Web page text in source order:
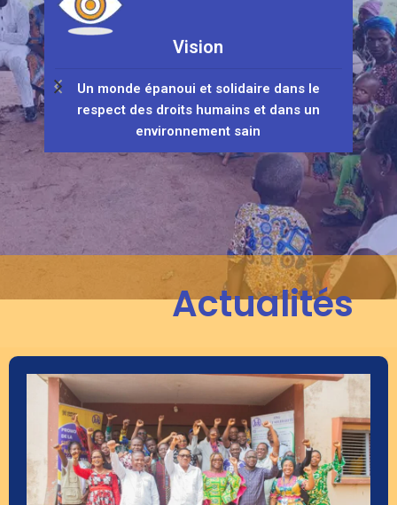
Vision
Un monde épanoui et solidaire dans le
respect des droits humains et dans un
environnement sain
Actualités